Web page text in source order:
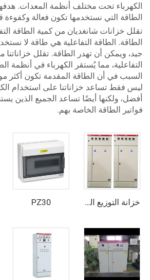
الكهرباء تحت مختلف أنظمة المعدات.
الطاقة التي نستخدمها تكون فعالة وكفوءة
تقلل خزانات شانغديان من كمية الطاقة
الطاقة. الطاقة التفاعلية هي طاقة لا
جيد، ويمكن أن تهدر الطاقة. تقلل خزاناتنا
التفاعلية، مما يُستقر الكهرباء في أنظمة
السبب في أن الطاقة المقدمة تكون أكثر
ليس فقط تساعد خزاناتنا على استخدام
أفضل، ولكنها أيضًا تساعد الجميع الذين
فواتير الطاقة الخاصة بهم.
خزانة التوزيع الكهربائي منخفضة الجهد من نوع GGD PZ30